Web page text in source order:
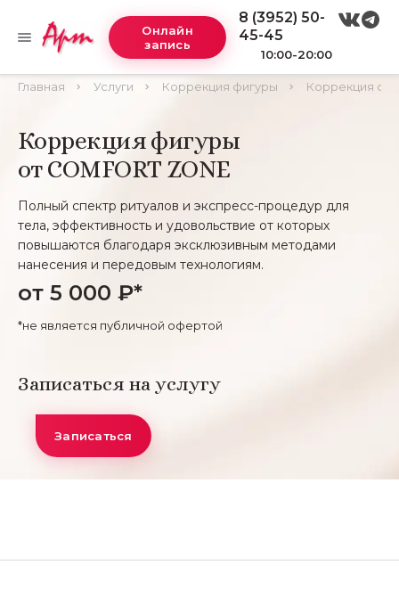
Онлайн
запись
8 (3952) 50-
45-45
10:00-20:00
Главная Услуги Коррекция фигуры Коррекция
Коррекция фигуры
от COMFORT ZONE
Полный спектр ритуалов и экспресс-процедур для
тела, эффективность и удовольствие от которых
повышаются благодаря эксклюзивным методами
нанесения и передовым технологиям.
от 5 000 ₽*
*не является публичной офертой
Записаться на услугу
Записаться